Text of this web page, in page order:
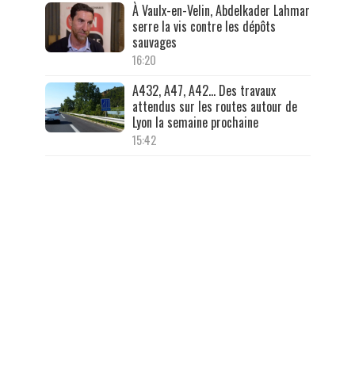
À Vaulx-en-Velin, Abdelkader Lahmar
serre la vis contre les dépôts
sauvages
16:20
A432, A47, A42… Des travaux
attendus sur les routes autour de
Lyon la semaine prochaine
15:42